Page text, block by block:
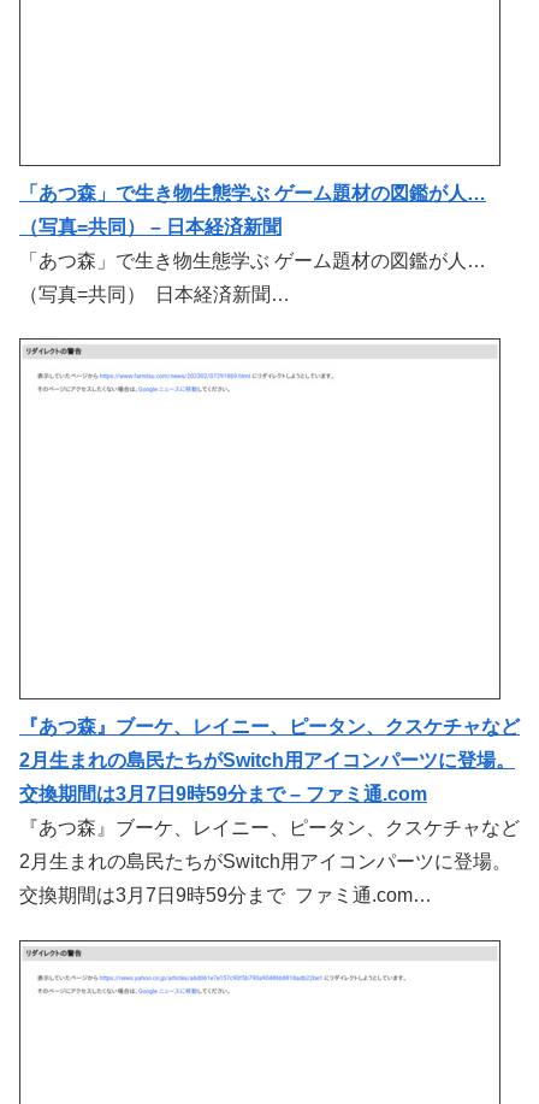
「あつ森」で生き物生態学ぶ ゲーム題材の図鑑が人…
（写真=共同） – 日本経済新聞
「あつ森」で生き物生態学ぶ ゲーム題材の図鑑が人…
（写真=共同） 日本経済新聞…
『あつ森』ブーケ、レイニー、ピータン、クスケチャなど
2月生まれの島民たちがSwitch用アイコンパーツに登場。
交換期間は3月7日9時59分まで – ファミ通.com
『あつ森』ブーケ、レイニー、ピータン、クスケチャなど
2月生まれの島民たちがSwitch用アイコンパーツに登場。
交換期間は3月7日9時59分まで ファミ通.com…